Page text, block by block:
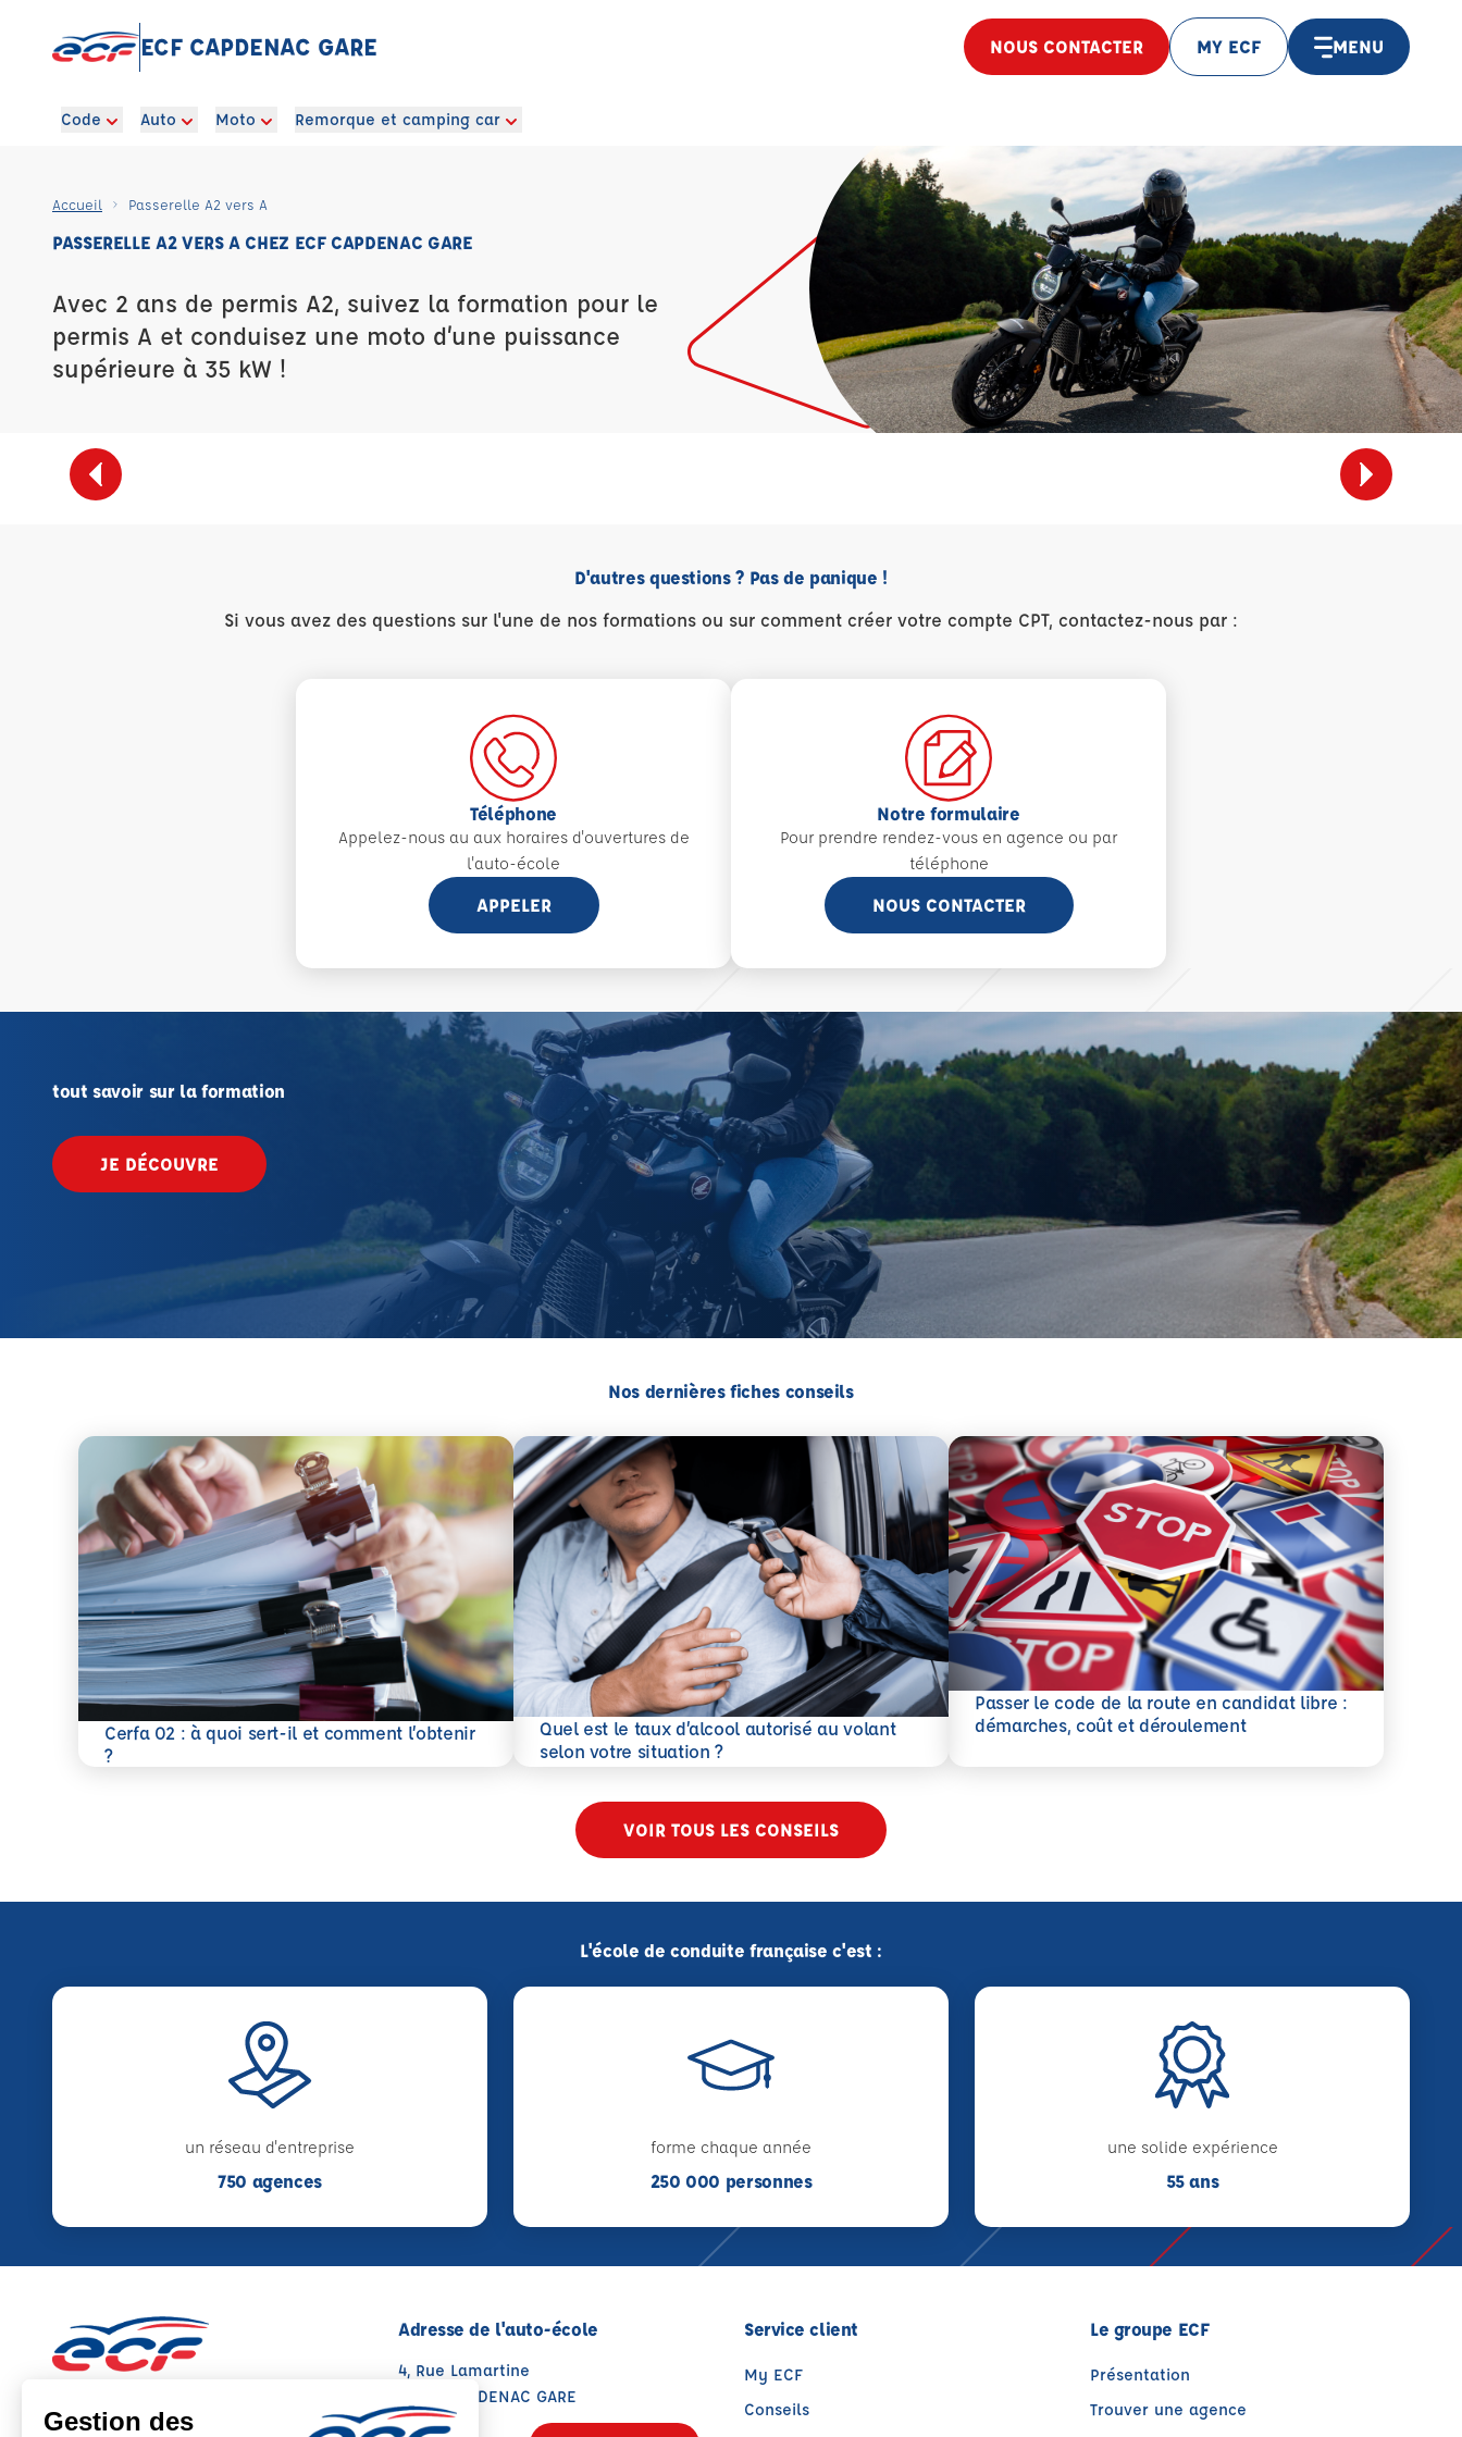
ECF CAPDENAC GARE NOUS CONTACTER MY ECF MENU
Code Auto Moto Remorque et camping car
Accueil Passerelle A2 vers A
PASSERELLE A2 VERS A CHEZ ECF CAPDENAC GARE
Avec 2 ans de permis A2, suivez la formation pour le
permis A et conduisez une moto d’une puissance
supérieure à 35 kW !
D'autres questions ? Pas de panique !
Si vous avez des questions sur l'une de nos formations ou sur comment créer votre compte CPT, contactez-nous par :
Téléphone
Appelez-nous au aux horaires d'ouvertures de
l'auto-école
APPELER
Notre formulaire
Pour prendre rendez-vous en agence ou par
téléphone
NOUS CONTACTER
tout savoir sur la formation
JE DÉCOUVRE
Nos dernières fiches conseils
Cerfa 02 : à quoi sert-il et comment l’obtenir
?
En savoir plus
Quel est le taux d’alcool autorisé au volant
selon votre situation ?
En savoir plus
Passer le code de la route en candidat libre :
démarches, coût et déroulement
En savoir plus
VOIR TOUS LES CONSEILS
L'école de conduite française c'est :
un réseau d'entreprise
750 agences
forme chaque année
250 000 personnes
une solide expérience
55 ans
Adresse de l'auto-école
4, Rue Lamartine
12700 CAPDENAC GARE
Service client
My ECF
Conseils
Le groupe ECF
Présentation
Trouver une agence